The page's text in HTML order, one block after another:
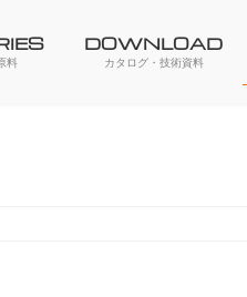
料
DOWNLOAD
カタログ・技術資料